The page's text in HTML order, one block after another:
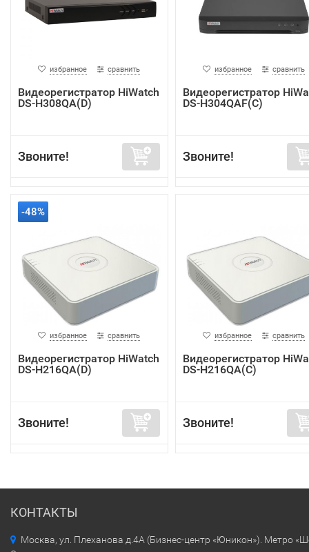
избранное сравнить
Видеорегистратор HiWatch
DS-H308QA(D)
Звоните!
избранное сравнить
Видеорегистратор
DS-H304QAF(C)
Звоните!
-48%
избранное сравнить
Видеорегистратор HiWatch
DS-H216QA(D)
Звоните!
избранное сравнить
Видеорегистратор
DS-H216QA(C)
Звоните!
КОНТАКТЫ
Москва, ул. Плеханова д.4А (Бизнес-центр «Юникон»). Метро